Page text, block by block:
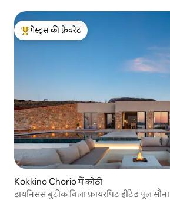
गेस्ट्स का टॉप फ़ेवरेट
गेस्ट्स की फ़ेवरेट
Kokkino Chorio में कोठी
डायनिसस बुटीक विला फ़ायरपिट हीटेड पूल सौना